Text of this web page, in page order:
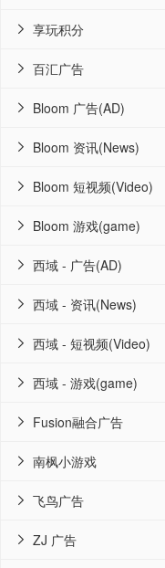
享玩积分

百汇广告

Bloom 广告(AD)

Bloom 资讯(News)

Bloom 短视频(Video)

Bloom 游戏(game)

西域 - 广告(AD)

西域 - 资讯(News)

西域 - 短视频(Video)

西域 - 游戏(game)

Fusion融合广告

南枫小游戏

飞鸟广告

ZJ 广告
